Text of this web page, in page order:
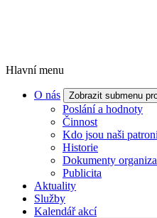
Hlavní menu
O nás Zobrazit submenu
Poslání a hodnoty
Činnost
Kdo jsou naši
Historie
Dokumenty
Publicita
Aktuality
Služby
Kalendář akcí